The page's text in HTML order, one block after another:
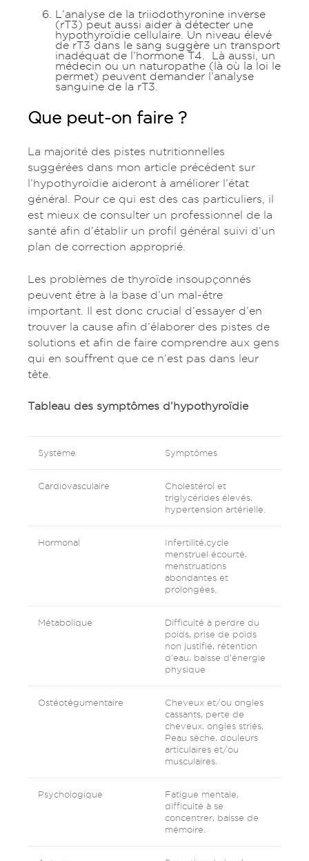
L’analyse de la triiodothyronine inverse
(rT3) peut aussi aider à détecter une
hypothyroïdie cellulaire. Un niveau élevé
de rT3 dans le sang suggère un transport
inadéquat de l’hormone T4. Là aussi, un
médecin ou un naturopathe (là où la loi le
permet) peuvent demander l’analyse
sanguine de la rT3.
Que peut-on faire ?
La majorité des pistes nutritionnelles
suggérées dans mon article précédent sur
l’hypothyroïdie aideront à améliorer l’état
général. Pour ce qui est des cas particuliers, il
est mieux de consulter un professionnel de la
santé afin d’établir un profil général suivi d’un
plan de correction approprié.
Les problèmes de thyroïde insoupçonnés
peuvent être à la base d’un mal-être
important. Il est donc crucial d’essayer d’en
trouver la cause afin d’élaborer des pistes de
solutions et afin de faire comprendre aux gens
qui en souffrent que ce n’est pas dans leur
tête.
Tableau des symptômes d’hypothyroïdie
Système Symptômes
Cardiovasculaire
Cholestérol et
triglycérides élevés,
hypertension artérielle.
Hormonal
Infertilité,cycle
menstruel écourté,
menstruations
abondantes et
prolongées.
Métabolique
Difficulté à perdre du
poids, prise de poids
non justifié, rétention
d’eau, baisse d’énergie
physique
Ostéotégumentaire
Cheveux et/ou ongles
cassants, perte de
cheveux, ongles striés,
Peau sèche, douleurs
articulaires et/ou
musculaires.
Psychologique
Fatigue mentale,
difficulté à se
concentrer, baisse de
mémoire.